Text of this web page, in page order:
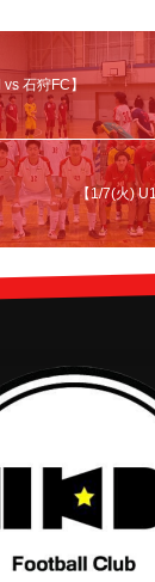
vs 石狩FC】
【1/7(火)